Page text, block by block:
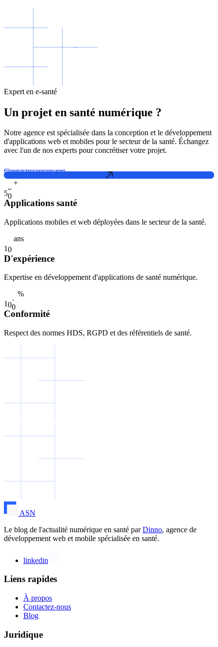
Expert en e-santé
Un projet en santé numérique ?
Notre agence est spécialisée dans la conception et le développement
d'applications web et mobiles pour le secteur de la santé. Échangez
avec l'un de nos experts pour concrétiser votre projet.
Contactez un expert
50
+
Applications santé
Applications mobiles et web déployées dans le secteur de la santé.
10
ans
D'expérience
Expertise en développement d'applications de santé numérique.
100
%
Conformité
Respect des normes HDS, RGPD et des référentiels de santé.
ASN
Le blog de l'actualité numérique en santé parDinno, agence de
développement web et mobile spécialisée en santé.
linkedin
Liens rapides
À propos
Contactez-nous
Blog
Juridique